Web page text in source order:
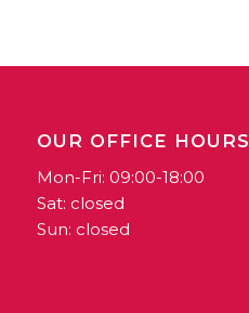
OUR OFFICE HOURS
Mon-Fri: 09:00-18:00
Sat: closed
Sun: closed